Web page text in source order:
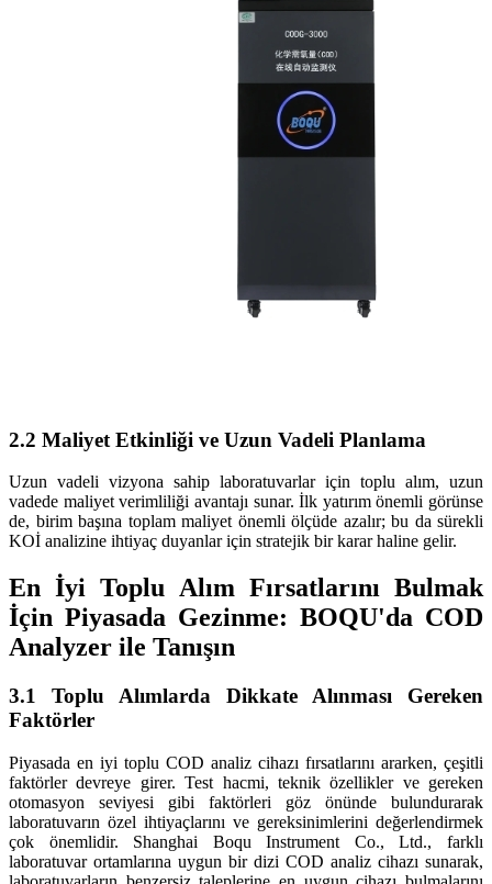
2.2 Maliyet Etkinliği ve Uzun Vadeli Planlama
Uzun vadeli vizyona sahip laboratuvarlar için toplu alım, uzun
vadede maliyet verimliliği avantajı sunar. İlk yatırım önemli görünse
de, birim başına toplam maliyet önemli ölçüde azalır; bu da sürekli
KOİ analizine ihtiyaç duyanlar için stratejik bir karar haline gelir.
En İyi Toplu Alım Fırsatlarını Bulmak
İçin Piyasada Gezinme: BOQU'da COD
Analyzer ile Tanışın
3.1 Toplu Alımlarda Dikkate Alınması Gereken
Faktörler
Piyasada en iyi toplu COD analiz cihazı fırsatlarını ararken, çeşitli
faktörler devreye girer. Test hacmi, teknik özellikler ve gereken
otomasyon seviyesi gibi faktörleri göz önünde bulundurarak
laboratuvarın özel ihtiyaçlarını ve gereksinimlerini değerlendirmek
çok önemlidir. Shanghai Boqu Instrument Co., Ltd., farklı
laboratuvar ortamlarına uygun bir dizi COD analiz cihazı sunarak,